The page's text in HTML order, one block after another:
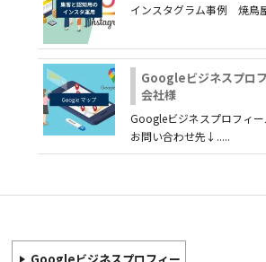
インスタグラム事例 焼鳥
Googleビジネスプロ
会社様
Googleビジネスプロフィ
お問い合わせ先↓.....
Googleビジネスプロフィー